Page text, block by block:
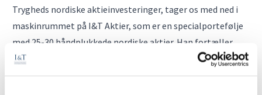
Trygheds nordiske aktieinvesteringer, tager os med ned i
maskinrummet på I&T Aktier, som er en specialportefølje
med 25-30 håndplukkede nordiske aktier. Han fortæller
blandt andet, hvorfor afkast på den investerede kapital er
mindst lige så vigtigt som prisen, når han vurderer en aktie.